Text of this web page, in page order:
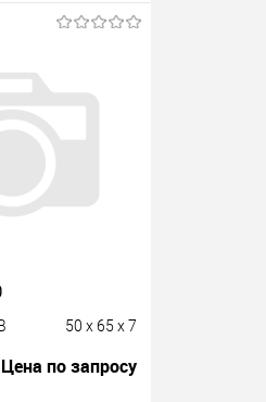
50 x 65 x 7
Цена по запросу